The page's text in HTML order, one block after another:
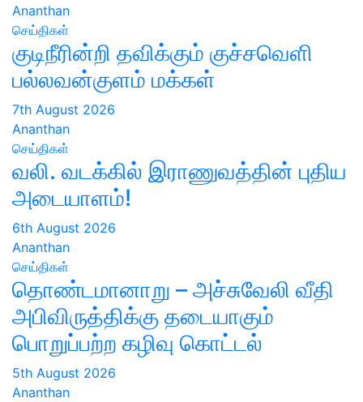
Ananthan
செய்திகள்
குடிநீரின்றி தவிக்கும் குச்சவெளி
பல்லவன்குளம் மக்கள்
7th August 2026
Ananthan
செய்திகள்
வலி. வடக்கில் இராணுவத்தின் புதிய
அடையாளம்!
6th August 2026
Ananthan
செய்திகள்
தொண்டமானாறு – அச்சுவேலி வீதி
அபிவிருத்திக்கு தடையாகும்
பொறுப்பற்ற கழிவு கொட்டல்
5th August 2026
Ananthan